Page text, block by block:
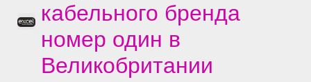
кабельного бренда
номер один в
Великобритании